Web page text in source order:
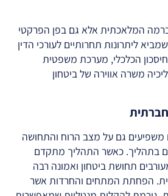
המלאכתית אלא גם בפן הפרקטי
ליתרונות תחרותיים לעורכי הדין
הכלכלי, מערכת משפטית
משרה אווירה של ביטחון
משפיעים גם על מצב הרוח והתחושה
בתהליך. כאשר התהליך מתקדם
תחושת ביטחון ואמונה רבה
הפחתת המתחים והחרדות אשר